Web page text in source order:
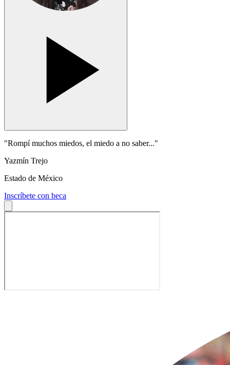
"Rompí muchos miedos, el miedo a no saber..."
Yazmín Trejo
Estado de México
Inscríbete con beca